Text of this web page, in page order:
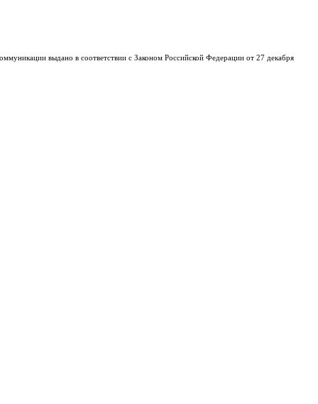
выдано в соответствии с Законом Российской Федерации от 27 декабря